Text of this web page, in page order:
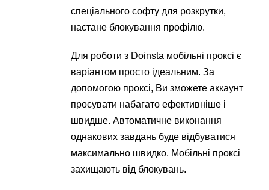
спеціального софту для розкрутки,
настане блокування профілю.
Для роботи з Doinsta мобільні проксі є
варіантом просто ідеальним. За
допомогою проксі, Ви зможете аккаунт
просувати набагато ефективніше і
швидше. Автоматичне виконання
однакових завдань буде відбуватися
максимально швидко. Мобільні проксі
захищають від блокувань.